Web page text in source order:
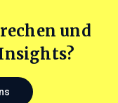
und